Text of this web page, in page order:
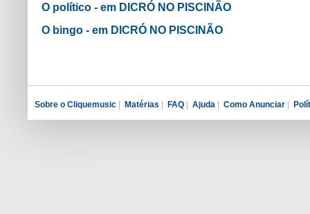
O político - em DICRÓ NO PISCINÃO
O bingo - em DICRÓ NO PISCINÃO
Sobre o Cliquemusic Matérias FAQ Ajuda Como Anunciar